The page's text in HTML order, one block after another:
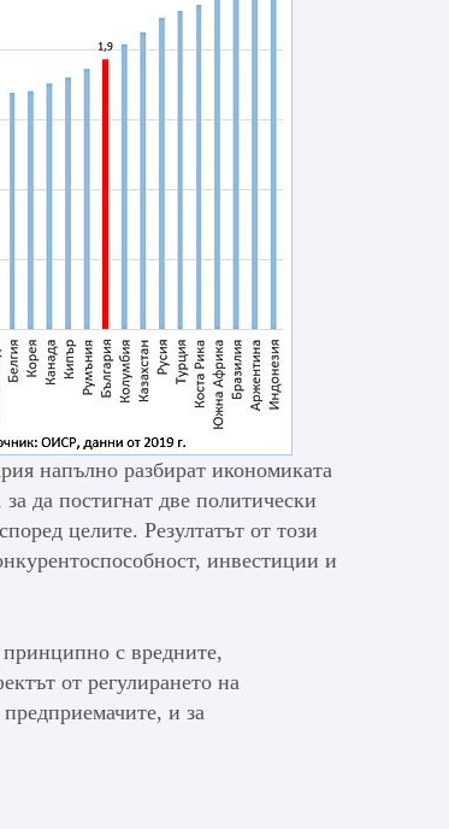
напълно разбират икономиката
да постигнат две политически
целите. Резултатът от този
инвестиции и
с вредните,
от регулирането на
и за